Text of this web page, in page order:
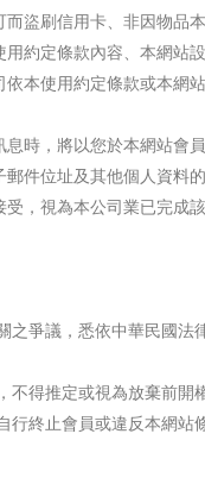
盜刷信用卡、非因物品
約定條款內容、本網站
本使用約定條款或本網
時，將以您於本網站會
件位址及其他個人資料
，視為本公司業已完成該
之爭議，悉依中華民國
得推定或視為放棄前開
終止會員或違反本網站